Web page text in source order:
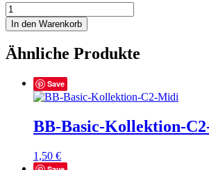
BB-
KK-
I2-
Midi
Menge
In den Warenkorb
Ähnliche Produkte
Save
BB-Basic-Kollektion-
1,50 €